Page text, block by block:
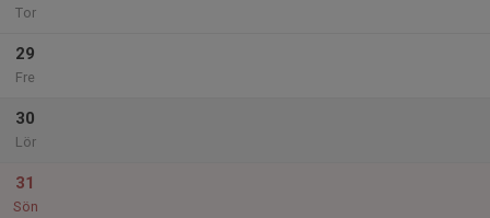
Tor
29
Fre
30
Lör
31
Sön